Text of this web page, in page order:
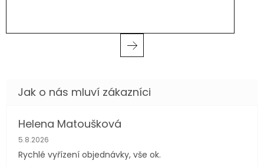
Helena Matoušková
Hodnocení obchodu je 5 z 5 hvězdiček.
5.8.2026
Rychlé vyřízení objednávky, vše ok.